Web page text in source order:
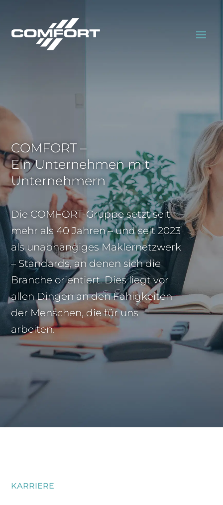
COMFORT –
Ein Unternehmen mit
Unternehmern
Die COMFORT-Gruppe setzt seit
mehr als 40 Jahren – und seit 2023
als unabhängiges Maklernetzwerk
– Standards, an denen sich die
Branche orientiert. Dies liegt vor
allen Dingen an den Fähigkeiten
der Menschen, die für uns
arbeiten.
KARRIERE